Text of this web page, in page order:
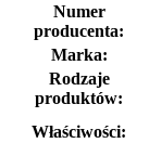
Numer
producenta:
Marka:
Rodzaje
produktów:
Właściwości: